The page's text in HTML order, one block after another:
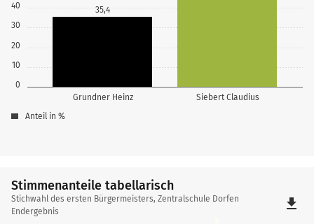
0
10
20
30
40
Grundner Heinz Siebert Claudius
35,4
Anteil in %
Stimmenanteile tabellarisch
Stimmenanteile
tabellarisch
Stichwahl des ersten Bürgermeisters, Zentralschule Dorfen
Endergebnis
file_download